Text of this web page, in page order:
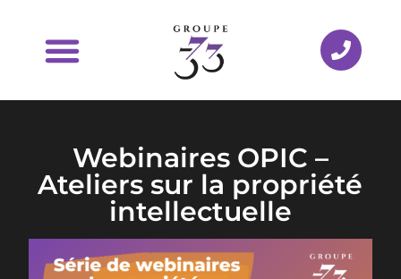
Webinaires OPIC –
Ateliers sur la propriété
intellectuelle